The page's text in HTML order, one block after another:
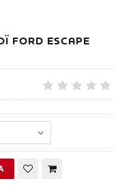
ESCAPE